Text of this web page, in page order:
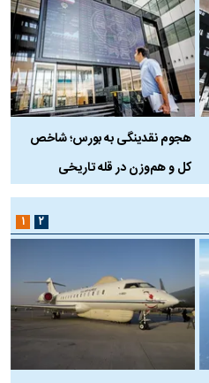
هجوم نقدینگی به بورس؛ شاخص
کل و هم‌وزن در قله تاریخی
۱ ۲